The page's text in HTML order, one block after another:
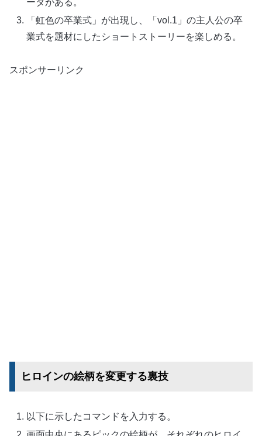
「虹色の卒業式」が出現し、「vol.1」の主人公の卒
業式を題材にしたショートストーリーを楽しめる。
スポンサーリンク
ヒロインの絵柄を変更する裏技
以下に示したコマンドを入力する。